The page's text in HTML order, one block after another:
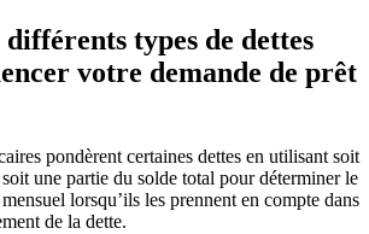
types de dettes
votre demande de prêt
pondèrent certaines dettes en utilisant soit
une partie du solde total pour déterminer le
lorsqu’ils les prennent en compte dans
de la dette.